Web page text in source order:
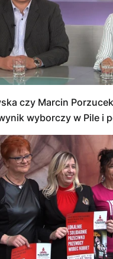
czy Marcin
wyborczy w Pile i